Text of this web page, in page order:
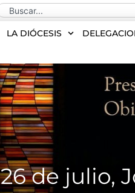
LA DIÓCESIS
26 de julio,